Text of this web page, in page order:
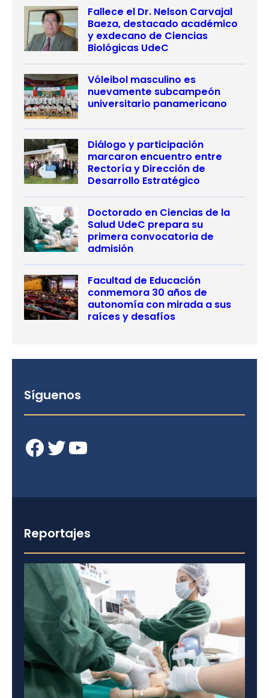
Fallece el Dr. Nelson Carvajal
Baeza, destacado académico
y exdecano de Ciencias
Biológicas UdeC
Vóleibol masculino es
nuevamente subcampeón
universitario panamericano
Diálogo y participación
marcaron encuentro entre
Rectoría y Dirección de
Desarrollo Estratégico
Doctorado en Ciencias de la
Salud UdeC prepara su
primera convocatoria de
admisión
Facultad de Educación
conmemora 30 años de
autonomía con mirada a sus
raíces y desafíos
Síguenos
Facebook Twitter YouTube
Reportajes